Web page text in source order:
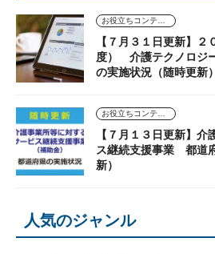
【７月３１日更新】
度） 介護テクノロジ
の実施状況（随時更新）
【７月１３日更新】
ス継続支援事業 都道
新）
人気のジャンル